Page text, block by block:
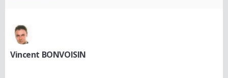
Vincent BONVOISIN